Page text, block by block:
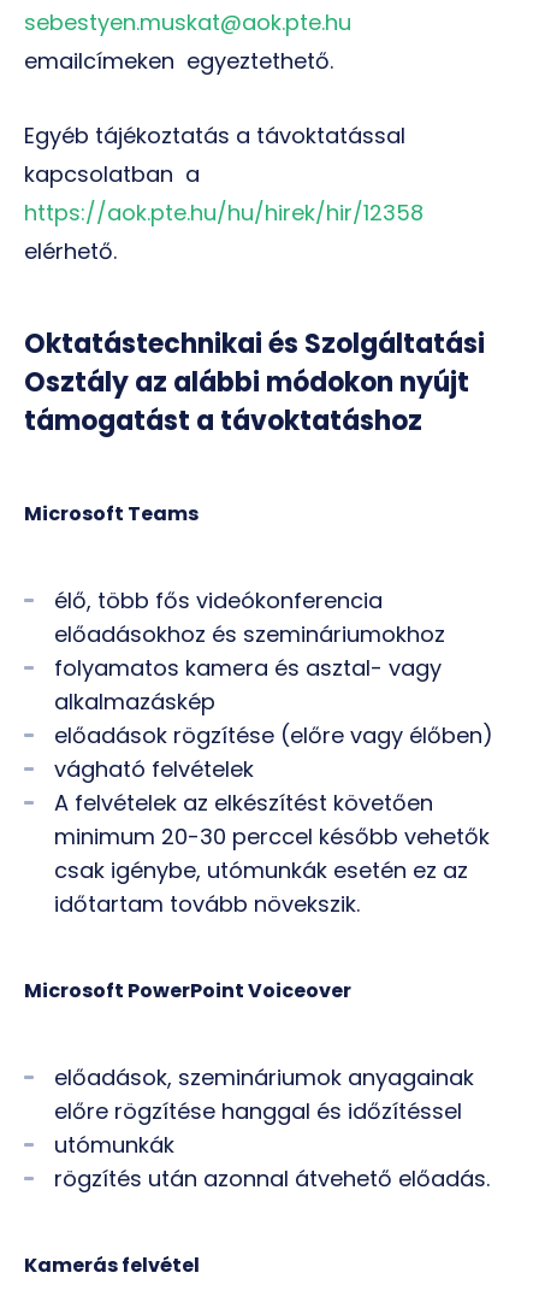
sebestyen.muskat@aok.pte.hu
emailcímeken egyeztethető.
Egyéb tájékoztatás a távoktatással
kapcsolatban a
https://aok.pte.hu/hu/hirek/hir/12358
elérhető.
Oktatástechnikai és Szolgáltatási
Osztály az alábbi módokon nyújt
támogatást a távoktatáshoz
Microsoft Teams
élő, több fős videókonferencia
előadásokhoz és szemináriumokhoz
folyamatos kamera és asztal- vagy
alkalmazáskép
előadások rögzítése (előre vagy élőben)
vágható felvételek
A felvételek az elkészítést követően
minimum 20-30 perccel később vehetők
csak igénybe, utómunkák esetén ez az
időtartam tovább növekszik.
Microsoft PowerPoint Voiceover
előadások, szemináriumok anyagainak
előre rögzítése hanggal és időzítéssel
utómunkák
rögzítés után azonnal átvehető előadás.
Kamerás felvétel